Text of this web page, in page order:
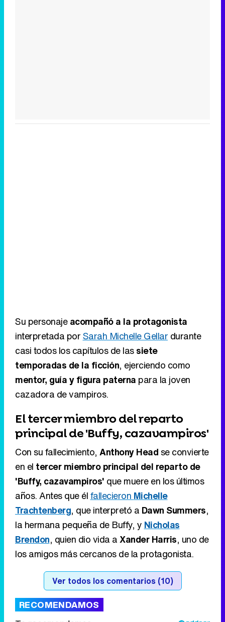
cazadora de vampiros.
El tercer miembro del reparto
principal de 'Buffy, cazavampiros'
Con su fallecimiento,Anthony Head se convierte
en eltercer miembro principal del reparto de
'Buffy, cazavampiros'
que muere en los últimos
años. Antes que élfallecieronMichelle
Trachtenberg, que interpretó aDawn Summers,
la hermana pequeña de Buffy, yNicholas
Brendon, quien dio vida aXander Harris, uno de
los amigos más cercanos de la protagonista.
Ver todos los comentarios (10)
RECOMENDAMOS